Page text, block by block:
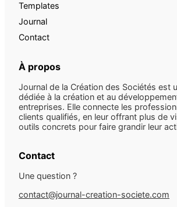
Templates
Journal
Contact
À propos
Journal de la Création des Sociétés est
dédiée à la création et au
entreprises. Elle connecte les
clients qualifiés, en leur offrant plus de
outils concrets pour faire grandir leur
Contact
Une question ?
contact@journal-creation-societe.com